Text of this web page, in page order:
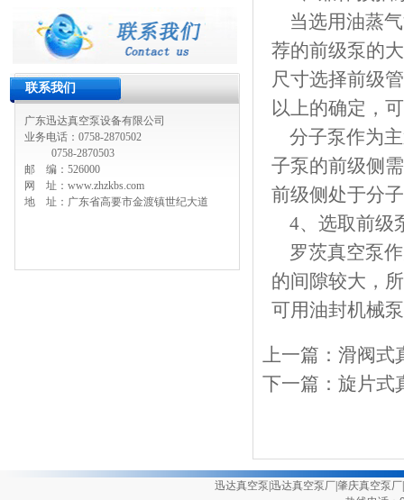
联系我们
广东迅达真空泵设备有限公司
业务电话：0758-2870502
0758-2870503
邮 编：526000
网 址：www.zhzkbs.com
地 址：广东省高要市金渡镇世纪大道
当选用油蒸气
荐的前级泵的
尺寸选择前级
以上的确定，
分子泵作为主
子泵的前级侧
前级侧处于
4、选取前级
罗茨真空泵
的间隙较大，
可用油封机械
上一篇： 滑阀式
下一篇： 旋片式
迅达真空泵 迅达真空泵厂|肇庆真空泵厂|